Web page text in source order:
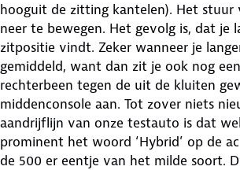
hooguit de zitting kantelen). Het stuur
neer te bewegen. Het gevolg is, dat je
zitpositie vindt. Zeker wanneer je
gemiddeld, want dan zit je ook nog
rechterbeen tegen de uit de kluiten
middenconsole aan. Tot zover niets
aandrijflijn van onze testauto is dat
prominent het woord ‘Hybrid’ op de
de 500 er eentje van het milde soort.